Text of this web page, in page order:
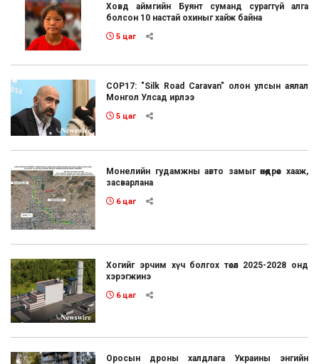
Ховд аймгийн Буянт суманд сураггүй алга
болсон 10 настай охиныг хайж байна
5 цаг
COP17: "Silk Road Caravan" олон улсын аялал
Монгол Улсад ирлээ
5 цаг
Монелийн гудамжны авто замыг өнөөдрөөс хааж,
засварлана
6 цаг
Хогийг эрчим хүч болгох төсөл 2025-2028 онд
хэрэгжинэ
6 цаг
Оросын дроны халдлага Украины энгийн